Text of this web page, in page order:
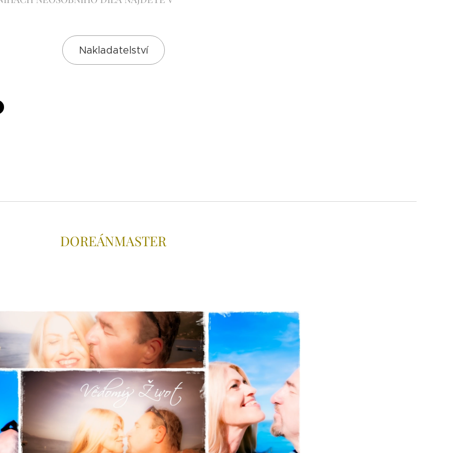
Nakladatelství
DOREÁNMASTER